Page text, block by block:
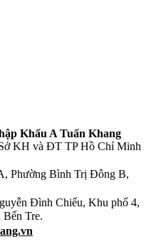
Khẩu A Tuấn Khang
KH và ĐT TP Hồ Chí Minh
Phường Bình Trị Đông B,
Đình Chiểu, Khu phố 4,
Bến Tre.